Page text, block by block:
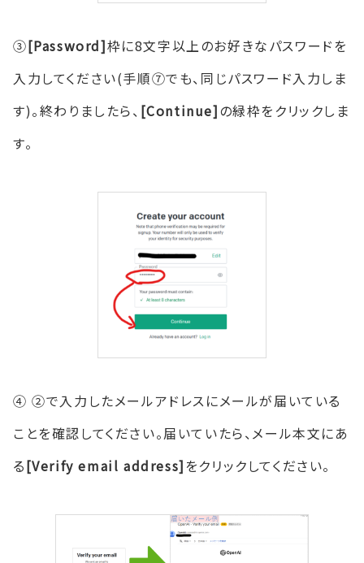
③[Password]枠に8文字以上のお好きなパスワードを
入力してください(手順⑦でも、同じパスワード入力しま
す)。終わりましたら、 [Continue]の緑枠をクリックしま
す。
④ ②で入力したメールアドレスにメールが届いている
ことを確認してください。届いていたら、メール本文にあ
る[Verify email address]をクリックしてください。